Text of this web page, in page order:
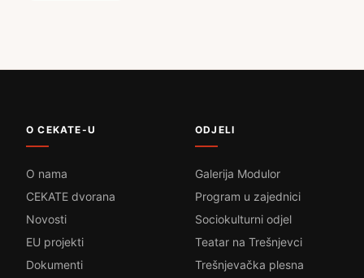
O CEKATE-U
O nama
CEKATE dvorana
Novosti
EU projekti
Dokumenti
ODJELI
Galerija Modulor
Program u zajednici
Sociokulturni odjel
Teatar na Trešnjevci
Trešnjevačka plesna